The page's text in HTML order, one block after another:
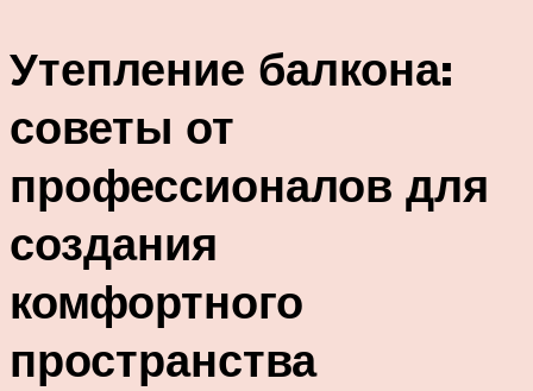
Утепление балкона:
советы от
профессионалов для
создания
комфортного
пространства